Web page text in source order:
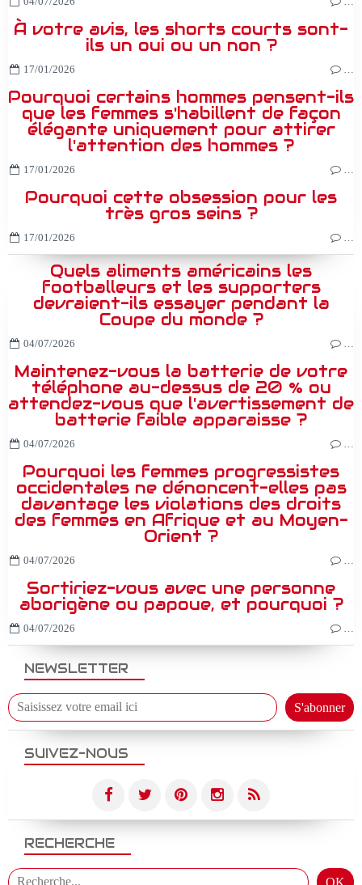
NEWSLETTER
SUIVEZ-NOUS
RECHERCHE
À votre avis, les shorts courts sont-
ils un oui ou un non ?
17/01/2026
Pourquoi certains hommes pensent-ils
que les femmes s'habillent de façon
élégante uniquement pour attirer
l'attention des hommes ?
17/01/2026
Pourquoi cette obsession pour les
très gros seins ?
17/01/2026
Quels aliments américains les
footballeurs et les supporters
devraient-ils essayer pendant la
Coupe du monde ?
04/07/2026
Maintenez-vous la batterie de votre
téléphone au-dessus de 20 % ou
attendez-vous que l'avertissement de
batterie faible apparaisse ?
04/07/2026
Pourquoi les femmes progressistes
occidentales ne dénoncent-elles pas
davantage les violations des droits
des femmes en Afrique et au Moyen-
Orient ?
04/07/2026
Sortiriez-vous avec une personne
aborigène ou papoue, et pourquoi ?
04/07/2026